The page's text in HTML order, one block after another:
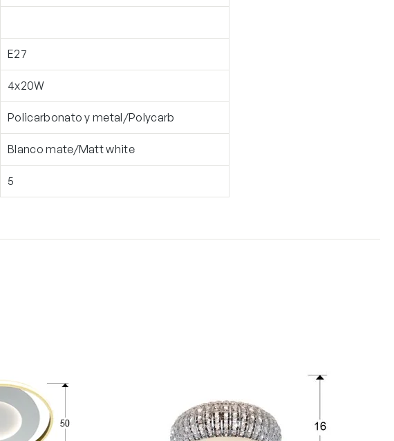
E27
4x20W
Policarbonato y metal/Polycarb
Blanco mate/Matt white
5